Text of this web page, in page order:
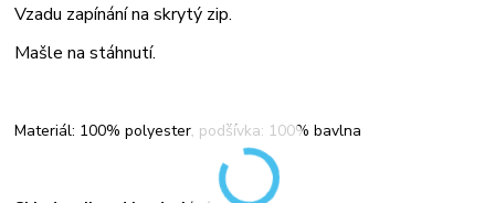
Vzadu zapínání na skrytý zip.
Mašle na stáhnutí.
Materiál: 100% polyester, podšívka: 100% bavlna